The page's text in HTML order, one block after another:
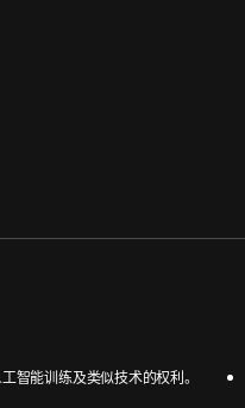
智能训练及类似技术的权利。